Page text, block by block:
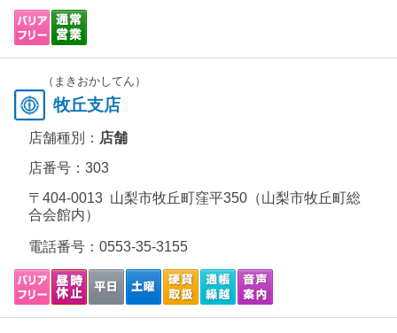
（まきおかしてん）
牧丘支店
店舗種別： 店舗
店番号：303
〒404-0013 山梨市牧丘町窪平350（山梨市牧丘町総
合会館内）
電話番号： 0553-35-3155